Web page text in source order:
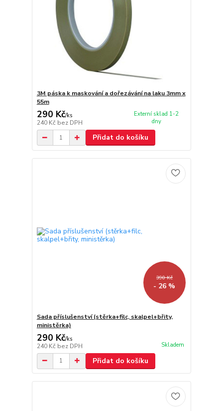
3M páska k maskování a dořezávání na laku 3mm x
55m
290 Kč/ks
240 Kč bez DPH
Externí sklad 1-2
dny
Přidat do košíku
390 Kč
- 26 %
Sada příslušenství (stěrka+filc, skalpel+břity,
ministěrka)
290 Kč/ks
240 Kč bez DPH Skladem
Přidat do košíku